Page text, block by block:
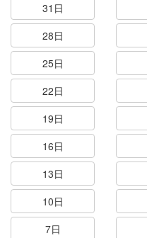
31日
28日
25日
22日
19日
16日
13日
10日
7日